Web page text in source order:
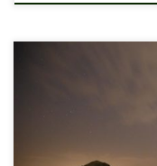
Chartreuse accessible
Ce cœur est un